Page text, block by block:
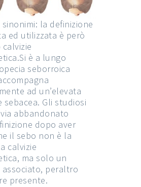
la definizione
ed utilizzata è però
è a lungo
seborroica
ad un’elevata
sebacea. Gli studiosi
abbandonato
dopo aver
il sebo non è la
calvizie
ma solo un
peraltro
presente.